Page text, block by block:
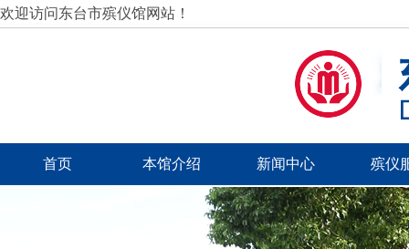
欢迎访问东台市殡仪馆网站！
首页 本馆介绍 新闻中心 殡仪